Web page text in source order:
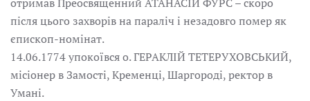
після цього захворів на параліч і незадовго помер як
єпископ-номінат.
14.06.1774 упокоївся о. ГЕРАКЛІЙ ТЕТЕРУХОВСЬКИЙ,
місіонер в Замості, Кременці, Шаргороді, ректор в
Умані.